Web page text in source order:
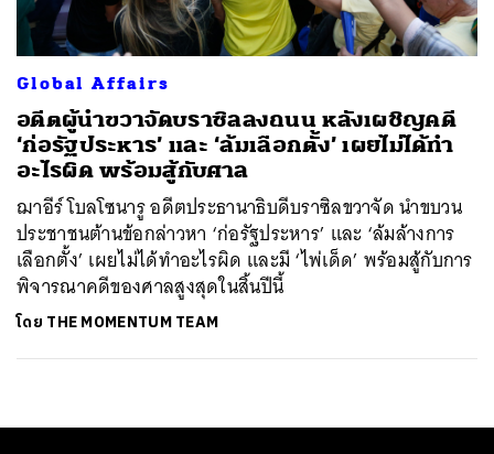
Global Affairs
อดีตผู้นำขวาจัดบราซิลลงถนน หลังเผชิญคดี
‘ก่อรัฐประหาร’ และ ‘ล้มเลือกตั้ง’ เผยไม่ได้ทำ
อะไรผิด พร้อมสู้กับศาล
ฌาอีร์ โบลโซนารู อดีตประธานาธิบดีบราซิลขวาจัด นำขบวน
ประชาชนต้านข้อกล่าวหา ‘ก่อรัฐประหาร’ และ ‘ล้มล้างการ
เลือกตั้ง’ เผยไม่ได้ทำอะไรผิด และมี ‘ไพ่เด็ด’ พร้อมสู้กับการ
พิจารณาคดีของศาลสูงสุดในสิ้นปีนี้
โดย THE MOMENTUM TEAM
ค้นหา
SHARE TWEET LINE EMAIL